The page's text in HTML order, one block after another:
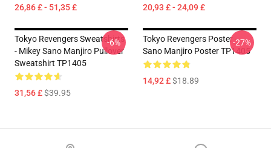
26,86 £ - 51,35 £ 20,93 £ - 24,09 £
Tokyo Revengers Sweatshirts
- Mikey Sano Manjiro Pullover
Sweatshirt TP1405
31,56 £$39.95
-6%
Tokyo Revengers Poster -
Sano Manjiro Poster TP1405
14,92 £$18.89
-27%